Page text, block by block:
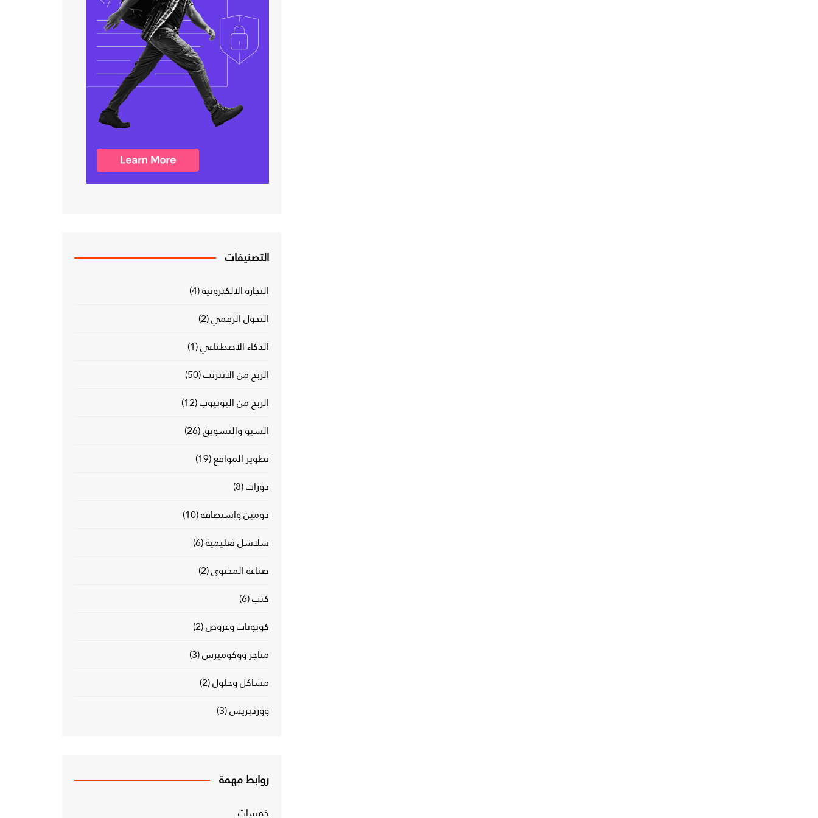
التصنيفات
التجارة الالكترونية(4)
التحول الرقمي(2)
الذكاء الاصطناعي(1)
الربح من الانترنت(50)
الربح من اليوتيوب(12)
السيو والتسويق(26)
تطوير المواقع(19)
دورات(8)
دومين واستضافة(10)
سلاسل تعليمية(6)
صناعة المحتوى(2)
كتب(6)
كوبونات وعروض(2)
متاجر ووكوميرس(3)
مشاكل وحلول(2)
ووردبريس(3)
روابط مهمة
خمسات